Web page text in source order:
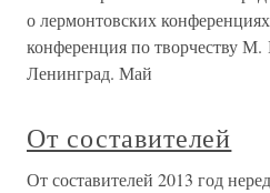
о лермонтовских
конференция по творчеству
Ленинград. Май
От составителей
От составителей 2013 год